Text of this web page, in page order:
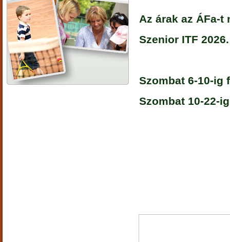
Az árak az ÁFa-t
Szenior ITF
Szombat 6-10-ig
Szombat 10-22-